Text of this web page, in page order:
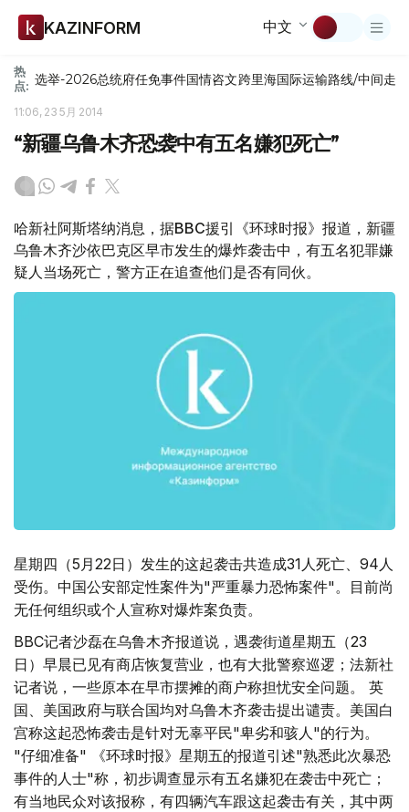
KAZINFORM 中文
热
点: 选举-2026总统府任免事件国情咨文跨里海国际运输路线/中间走廊
11:06, 23 5月 2014
“新疆乌鲁木齐恐袭中有五名嫌犯死亡”
哈新社阿斯塔纳消息，据BBC援引《环球时报》报道，新疆
乌鲁木齐沙依巴克区早市发生的爆炸袭击中，有五名犯罪嫌
疑人当场死亡，警方正在追查他们是否有同伙。
星期四（5月22日）发生的这起袭击共造成31人死亡、94人
受伤。中国公安部定性案件为"严重暴力恐怖案件"。目前尚
无任何组织或个人宣称对爆炸案负责。
BBC记者沙磊在乌鲁木齐报道说，遇袭街道星期五（23
日）早晨已见有商店恢复营业，也有大批警察巡逻；法新社
记者说，一些原本在早市摆摊的商户称担忧安全问题。 英
国、美国政府与联合国均对乌鲁木齐袭击提出谴责。美国白
宫称这起恐怖袭击是针对无辜平民"卑劣和骇人"的行为。
"仔细准备" 《环球时报》星期五的报道引述"熟悉此次暴恐
事件的人士"称，初步调查显示有五名嫌犯在袭击中死亡；
有当地民众对该报称，有四辆汽车跟这起袭击有关，其中两